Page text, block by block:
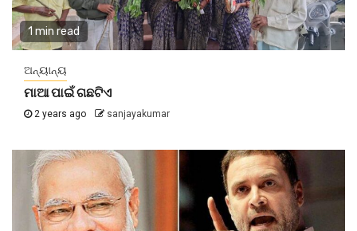
1 min read
ଅନ୍ୟାନ୍ୟ
ମାଆ ପାଇଁ ଗଛଟିଏ
2 years ago sanjayakumar